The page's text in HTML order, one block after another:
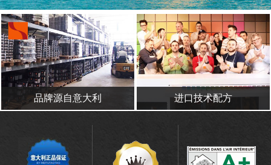
品牌源自意大利 进口技术配方